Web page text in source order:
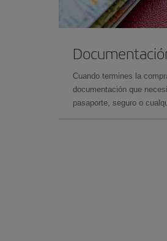
Cuando termines la
documentación que
pasaporte, seguro o